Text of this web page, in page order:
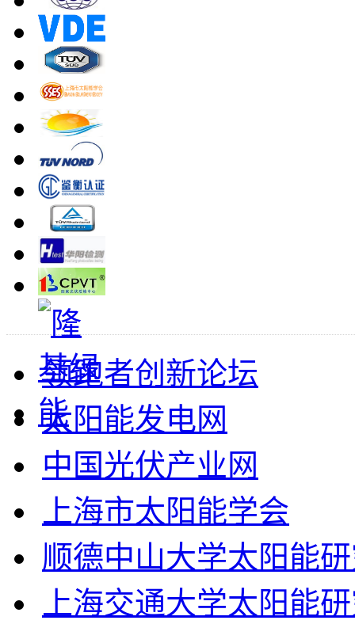
领跑者创新论坛
太阳能发电网
中国光伏产业网
上海市太阳能学会
顺德中山大学太阳能
上海交通大学太阳能